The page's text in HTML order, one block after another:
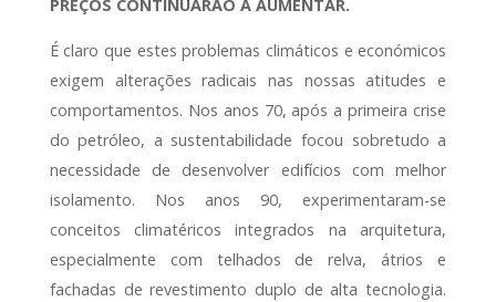
PREÇOS CONTINUARÃO A AUMENTAR.
É claro que estes problemas climáticos e económicos
exigem alterações radicais nas nossas atitudes e
comportamentos. Nos anos 70, após a primeira crise
do petróleo, a sustentabilidade focou sobretudo a
necessidade de desenvolver edifícios com melhor
isolamento. Nos anos 90, experimentaram-se
conceitos climatéricos integrados na arquitetura,
especialmente com telhados de relva, átrios e
fachadas de revestimento duplo de alta tecnologia.